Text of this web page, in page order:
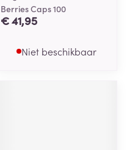
Berries Caps 100
€ 41,95
Niet beschikbaar